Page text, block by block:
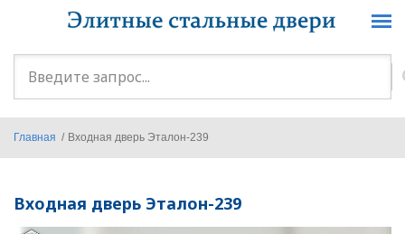
Перейти к основному содержанию
Форма
поиска
Главная / Входная дверь Эталон-239
Входная дверь Эталон-239